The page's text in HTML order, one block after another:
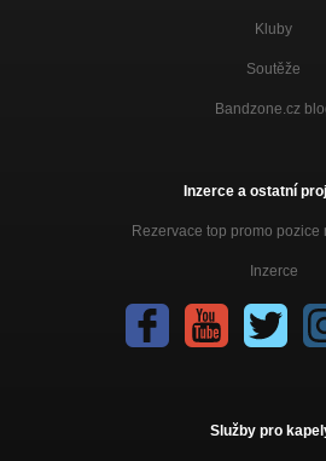
Kluby
Soutěže
Bandzone.cz
Inzerce a ostatní
Rezervace top promo pozice
Inzerce
Služby pro